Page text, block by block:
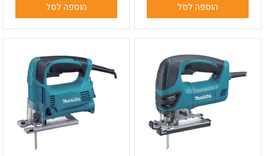
הוספה לסל הוספה לסל